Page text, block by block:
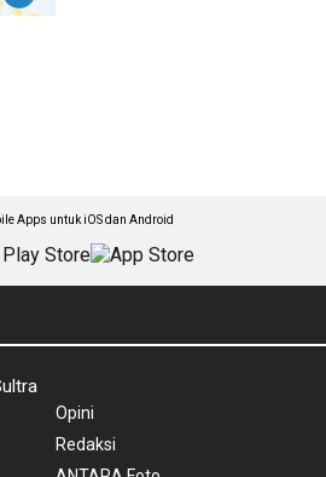
Apps untuk iOS dan Android
Opini
Redaksi